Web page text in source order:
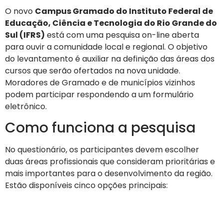
O novo Campus Gramado do Instituto Federal de
Educação, Ciência e Tecnologia do Rio Grande do
Sul (IFRS) está com uma pesquisa on-line aberta
para ouvir a comunidade local e regional. O objetivo
do levantamento é auxiliar na definição das áreas dos
cursos que serão ofertados na nova unidade.
Moradores de Gramado e de municípios vizinhos
podem participar respondendo a um formulário
eletrônico.
Como funciona a pesquisa
No questionário, os participantes devem escolher
duas áreas profissionais que consideram prioritárias e
mais importantes para o desenvolvimento da região.
Estão disponíveis cinco opções principais: